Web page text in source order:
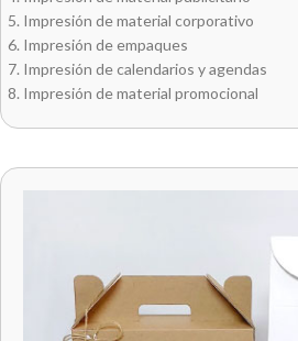
Impresión de material corporativo
Impresión de empaques
Impresión de calendarios y agendas
Impresión de material promocional